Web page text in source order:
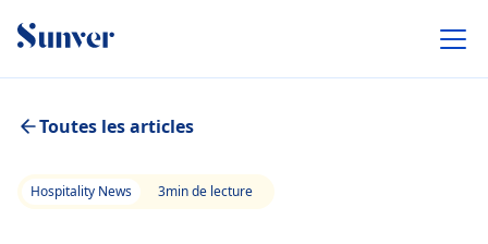
Toutes les articles
Hospitality News 3min de lecture